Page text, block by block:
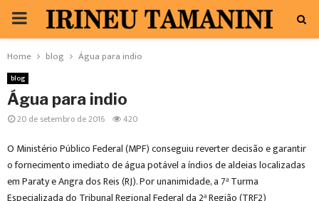
PRIMARY
MENU
Home blog Água para indio
blog
Água para indio
20 de setembro de 2016 420
O Ministério Público Federal (MPF) conseguiu reverter decisão e garantir
o fornecimento imediato de água potável a índios de aldeias localizadas
em Paraty e Angra dos Reis (RJ). Por unanimidade, a 7ª Turma